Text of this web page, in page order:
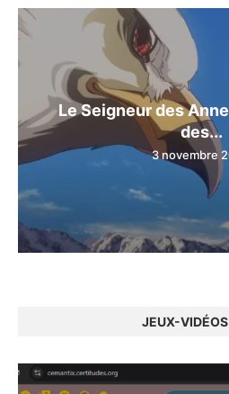
Le Seigneur des
des...
3 novembre
JEUX-VIDÉOS